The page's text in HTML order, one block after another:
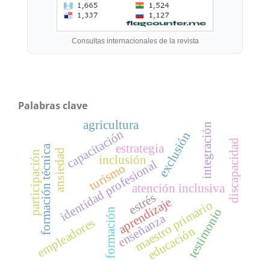
Consultas internacionales de la revista
Palabras clave
formación
atención inclusiva
identidad profesional
enseñanza
aprendizaje
inclusión exclusión discapacidad
capacitación
estrés
ansiedad
maestro primario
agricultura
formación técnica turismo
educación
integración
participación
empleadores
estrategia
testimonio